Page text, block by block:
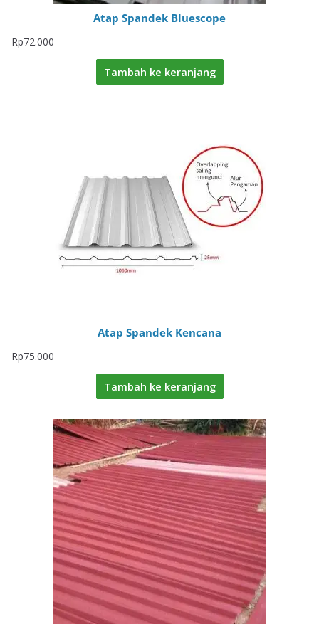
Atap Spandek Bluescope
Rp72.000
Tambah ke keranjang
Atap Spandek Kencana
Rp75.000
Tambah ke keranjang